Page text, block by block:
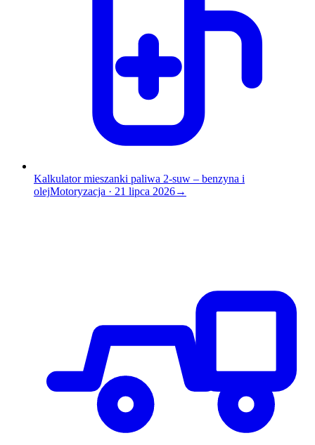
Kalkulator mieszanki paliwa 2-suw – benzyna i
olejMotoryzacja · 21 lipca 2026→